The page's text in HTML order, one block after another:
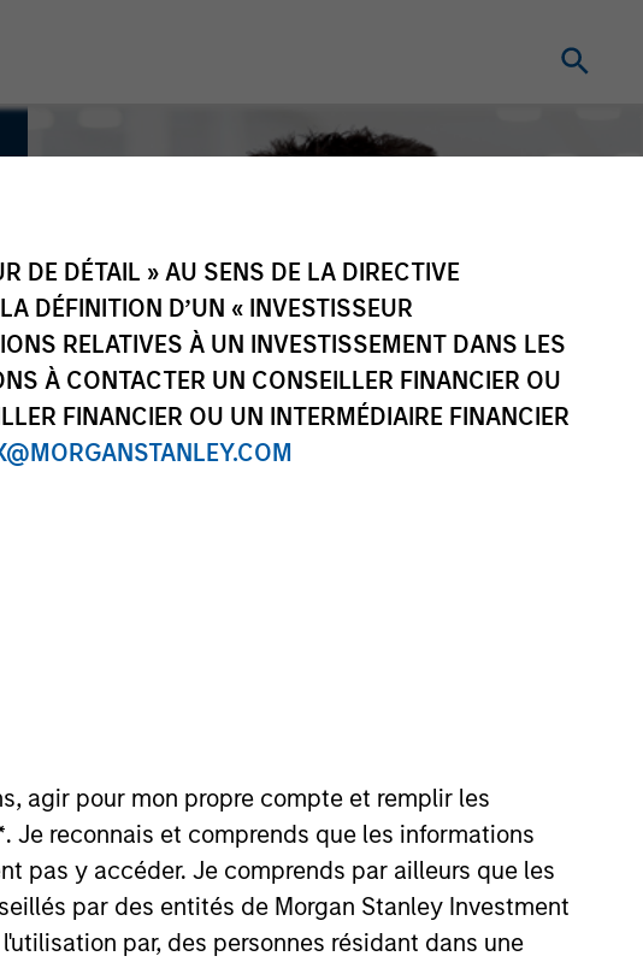
DE DÉTAIL » AU SENS DE LA DIRECTIVE
DÉFINITION D’UN « INVESTISSEUR
RELATIVES À UN INVESTISSEMENT DANS LES
À CONTACTER UN CONSEILLER FINANCIER OU
FINANCIER OU UN INTERMÉDIAIRE FINANCIER
agir pour mon propre compte et remplir les
. Je reconnais et comprends que les informations
pas y accéder. Je comprends par ailleurs que les
par des entités de Morgan Stanley Investment
par, des personnes résidant dans une
Morgan Stanley in 2004 and has 33
at AIG Capital Markets and Chase
received a B.S. in finance from the State
of Business.